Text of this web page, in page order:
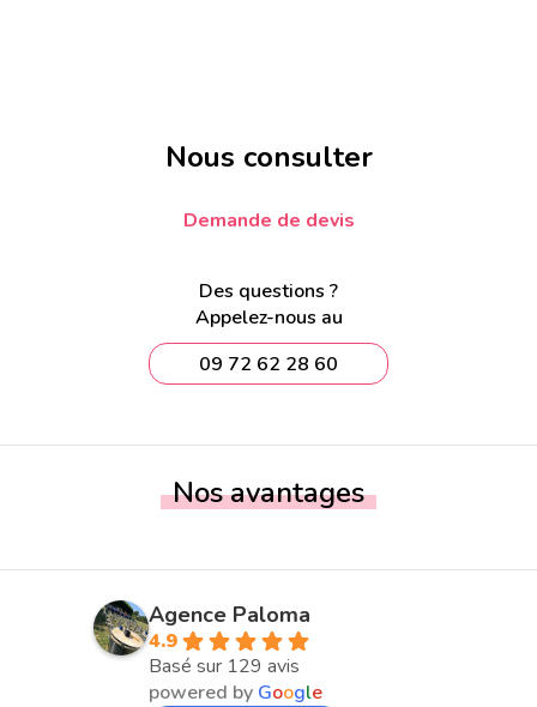
Nous consulter
Demande de devis
Des questions ?
Appelez-nous au
09 72 62 28 60
Nos avantages
Agence Paloma
4.9
Basé sur 129 avis
powered by Google